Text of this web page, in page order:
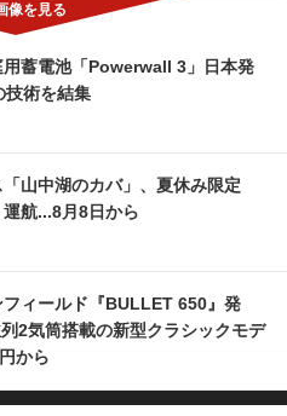
用蓄電池「Powerwall 3」日本発
技術を結集
山中湖のカバ」、夏休み限定
運航...8月8日から
フィールド『BULLET 650』発
2気筒搭載の新型クラシックモデ
から